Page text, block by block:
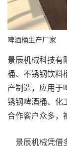
啤酒桶生产厂家
景辰机械科技有
桶、 不锈钢饮料
产制造，应用于
锈钢啤酒桶、化
合作客户众多，
景辰机械凭借